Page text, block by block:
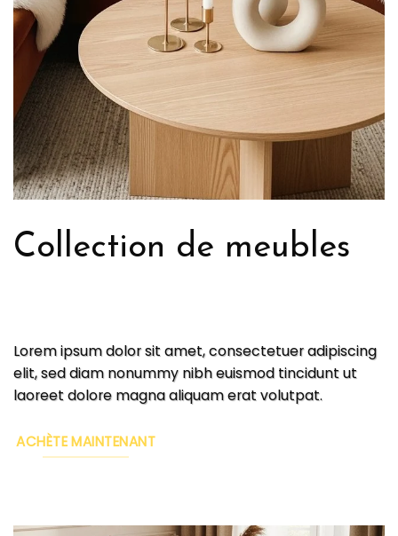
Collection de meubles
Lorem ipsum dolor sit amet, consectetuer adipiscing
elit, sed diam nonummy nibh euismod tincidunt ut
laoreet dolore magna aliquam erat volutpat.
ACHÈTE MAINTENANT